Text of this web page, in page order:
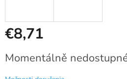
€8,71
cena:
Momentálně